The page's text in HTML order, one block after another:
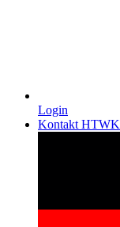
Login
Kontakt HTWK